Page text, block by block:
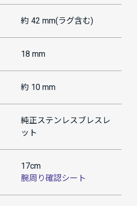
約 42 mm(ラグ含む)
18 mm
約 10 mm
純正ステンレスブレスレ
ット
17cm
腕周り確認シート